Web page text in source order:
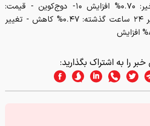
تغییر یک هفته اخیر: ۰.۷۰% افزایش ۱۰- دوج‌کوین - قیمت:
۰.۰۸۶۱۲ دلار - تغییر ۲۴ ساعت گذشته: ۰.۴۷% کاهش - تغییر
خبر را به اشتراک بگذارید: